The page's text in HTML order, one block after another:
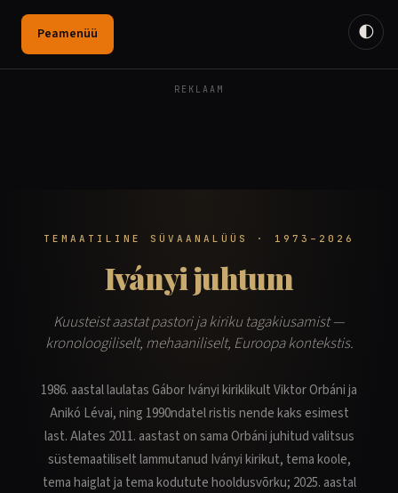
Peamenüü
REKLAAM
🌓
TEMAATILINE SÜVAANALÜÜS · 1973–2026
Iványi juhtum
Kuusteist aastat pastori ja kiriku tagakiusamist —
kronoloogiliselt, mehaaniliselt, Euroopa kontekstis.
1986. aastal laulatas Gábor Iványi kiriklikult Viktor Orbáni ja
Anikó Lévai, ning 1990ndatel ristis nende kaks esimest
last. Alates 2011. aastast on sama Orbáni juhitud valitsus
süstemaatiliselt lammutanud Iványi kirikut, tema koole,
tema haiglat ja tema kodutute hooldusvõrku; 2025. aastal